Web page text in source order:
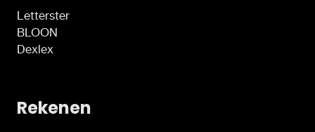
Letterster
BLOON
Dexlex
Rekenen